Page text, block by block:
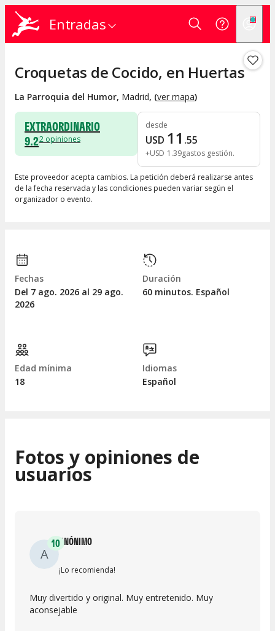
Entradas
Croquetas de Cocido, en Huertas
La Parroquia del Humor, Madrid, (ver mapa)
EXTRAORDINARIO
9.22 opiniones
desde
USD 11 .55
+USD 1 .39gastos gestión
Este proveedor acepta cambios. La petición deberá realizarse antes
de la fecha reservada y las condiciones pueden variar según el
organizador o evento.
Fechas
Del 7 ago. 2026 al 29 ago.
2026
Duración
60 minutos. Español
Edad mínima
18
Idiomas
Español
Fotos y opiniones de
usuarios
A
10ANÓNIMO
¡Lo recomienda!
Muy divertido y original. Muy entretenido. Muy
aconsejable